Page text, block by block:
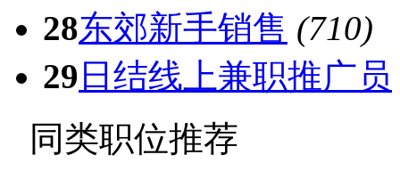
28东郊新手销售 (710)
29日结线上兼职推广员
同类职位推荐